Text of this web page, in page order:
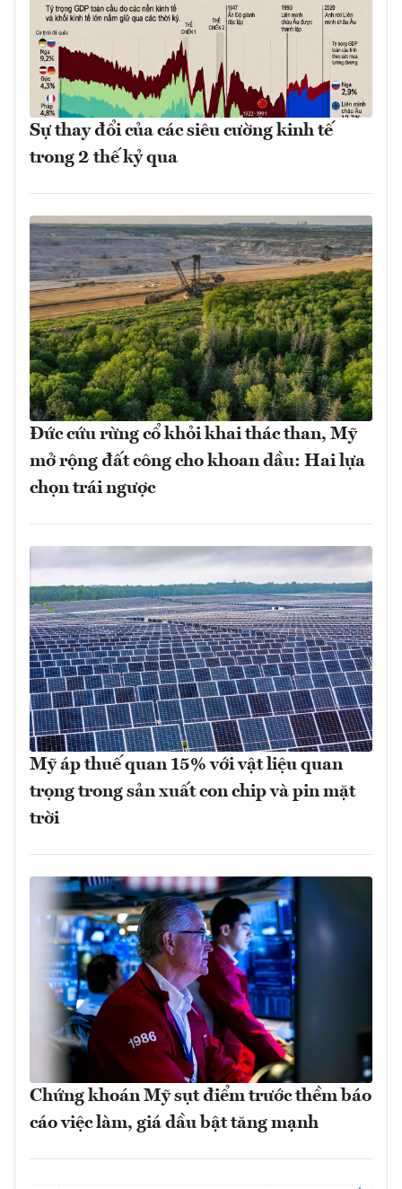
Sự thay đổi của các siêu cường kinh tế
trong 2 thế kỷ qua
Đức cứu rừng cổ khỏi khai thác than, Mỹ
mở rộng đất công cho khoan dầu: Hai lựa
chọn trái ngược
Mỹ áp thuế quan 15% với vật liệu quan
trọng trong sản xuất con chip và pin mặt
trời
Chứng khoán Mỹ sụt điểm trước thềm báo
cáo việc làm, giá dầu bật tăng mạnh